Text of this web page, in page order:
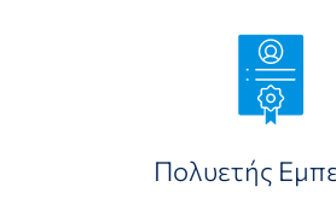
Πολυετής